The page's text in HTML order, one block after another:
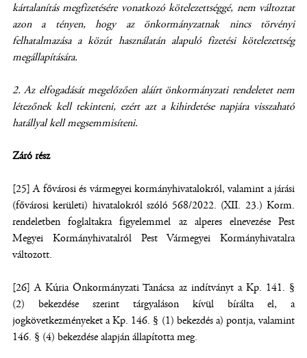
kártalanítás megfizetésére vonatkozó kötelezettséggé, nem változtat
azon a tényen, hogy az önkormányzatnak nincs törvényi
felhatalmazása a közút használatán alapuló fizetési kötelezettség
megállapítására.
2. Az elfogadását megelőzően aláírt önkormányzati rendeletet nem
létezőnek kell tekinteni, ezért azt a kihirdetése napjára visszaható
hatállyal kell megsemmisíteni.
Záró rész
[25] A fővárosi és vármegyei kormányhivatalokról, valamint a járási
(fővárosi kerületi) hivatalokról szóló 568/2022. (XII. 23.) Korm.
rendeletben foglaltakra figyelemmel az alperes elnevezése Pest
Megyei Kormányhivatalról Pest Vármegyei Kormányhivatalra
változott.
[26] A Kúria Önkormányzati Tanácsa az indítványt a Kp. 141. §
(2) bekezdése szerint tárgyaláson kívül bírálta el, a
jogkövetkezményeket a Kp. 146. § (1) bekezdés a) pontja, valamint
146. § (4) bekezdése alapján állapította meg.